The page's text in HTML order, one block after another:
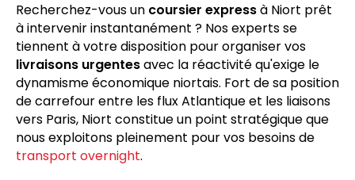
Recherchez-vous un coursier expressà Niort prêt
à intervenir instantanément ? Nos experts se
tiennent à votre disposition pour organiser vos
livraisons urgentesavec la réactivité qu'exige le
dynamisme économique niortais. Fort de sa position
de carrefour entre les flux Atlantique et les liaisons
vers Paris, Niort constitue un point stratégique que
nous exploitons pleinement pour vos besoins de
transport overnight.